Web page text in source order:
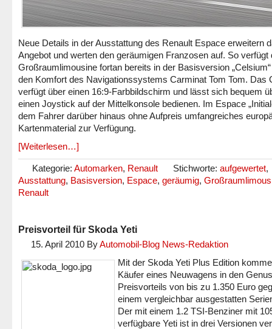
Neue Details in der Ausstattung des Renault Espace erweitern
Angebot und werten den geräumigen Franzosen auf. So verfügt
Großraumlimousine fortan bereits in der Basisversion
den Komfort des Navigationssystems Carminat Tom Tom. Das
verfügt über einen 16:9-Farbbildschirm und lässt sich bequem
einen Joystick auf der Mittelkonsole bedienen. Im Espace
dem Fahrer darüber hinaus ohne Aufpreis umfangreiches
Kartenmaterial zur Verfügung.
[Weiterlesen…]
Kategorie: Automarken, Renault Stichworte: aufgewertet,
Ausstattung, Basisversion, Espace, geräumig,
Renault
Preisvorteil für Skoda Yeti
15. April 2010 ByAutomobil-Blog News-Redaktion
Mit der Skoda Yeti Plus Edition
Käufer eines Neuwagens in den
Preisvorteils von bis zu 1.350 Euro
einem vergleichbar ausgestatten
Der mit einem 1.2 TSI-Benziner mit
verfügbare Yeti ist in drei Versionen